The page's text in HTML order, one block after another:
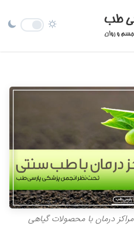
درمان با محصولات گیاهی